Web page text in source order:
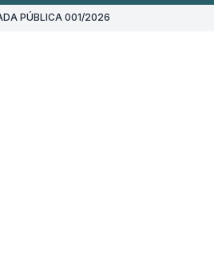
PÚBLICA 001/2026
- Lei nº 7.794/2025